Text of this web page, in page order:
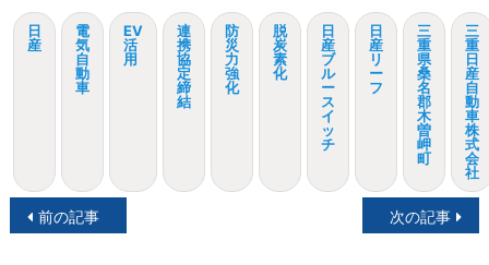
日
産
電
気
自
動
車
EV
活
用
連
携
協
定
締
結
防
災
力
強
化
脱
炭
素
化
日
産
ブ
ル
ー
ス
イ
ッ
チ
日
産
リ
ー
フ
三
重
県
桑
名
郡
木
曽
岬
町
三
重
日
産
自
動
車
株
式
会
社
投前の記事 次の記事